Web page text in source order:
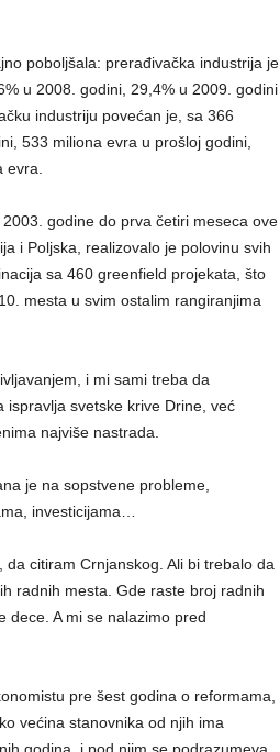
poboljšala: prerađivačka industrija je
u 2008. godini, 29,4% u 2009. godini
industriju povećan je, sa 366
533 miliona evra u prošloj godini,
godine do prva četiri meseca ove
i Poljska, realizovalo je polovinu svih
sa 460 greenfield projekata, što
mesta u svim ostalim rangiranjima
i mi sami treba da
svetske krive Drine, već
najviše nastrada.
je na sopstvene probleme,
investicijama…
citiram Crnjanskog. Ali bi trebalo da
radnih mesta. Gde raste broj radnih
dece. A mi se nalazimo pred
pre šest godina o reformama,
većina stanovnika od njih ima